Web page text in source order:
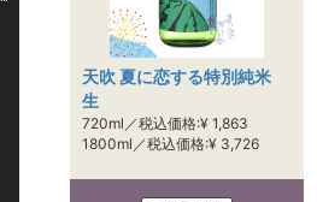
天吹 夏に恋する特別純米
生
720ml／税込価格:¥ 1,863
1800ml／税込価格:¥ 3,726